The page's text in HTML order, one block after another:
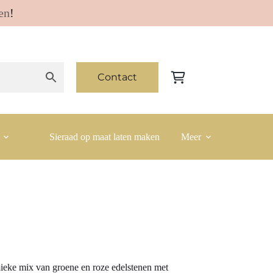
!
Contact Winkelwagen
Sieraad op maat laten maken Meer
mix van groene en roze edelstenen met